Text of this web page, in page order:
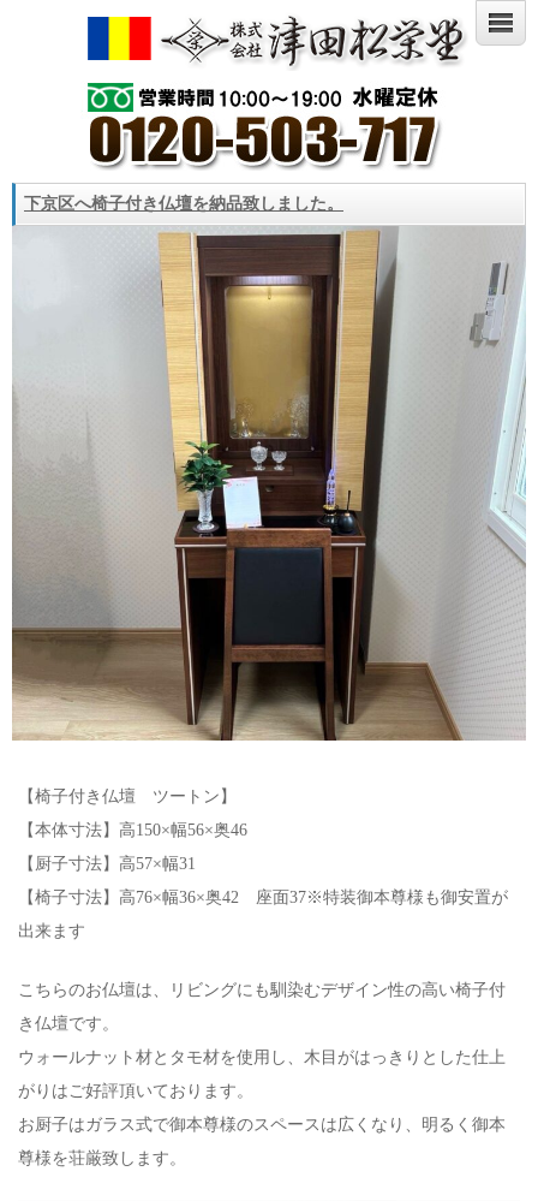
下京区へ椅子付き仏壇を納品致しました。
【椅子付き仏壇 ツートン】
【本体寸法】高150×幅56×奥46
【厨子寸法】高57×幅31
【椅子寸法】高76×幅36×奥42 座面37※特装御本尊様も御安置が
出来ます
こちらのお仏壇は、リビングにも馴染むデザイン性の高い椅子付
き仏壇です。
ウォールナット材とタモ材を使用し、木目がはっきりとした仕上
がりはご好評頂いております。
お厨子はガラス式で御本尊様のスペースは広くなり、明るく御本
尊様を荘厳致します。